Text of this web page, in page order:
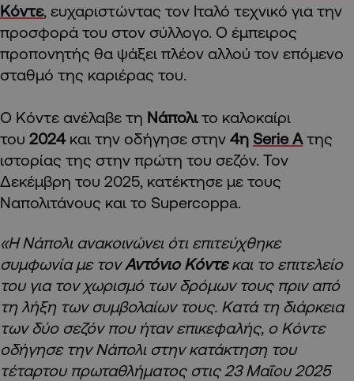
Κόντε, ευχαριστώντας τον Ιταλό τεχνικό για την
προσφορά του στον σύλλογο. Ο έμπειρος
προπονητής θα ψάξει πλέον αλλού τον επόμενο
σταθμό της καριέρας του.
Ο Κόντε ανέλαβε τη Νάπολιτο καλοκαίρι
του 2024και την οδήγησε στην 4η Serie Aτης
ιστορίας της στην πρώτη του σεζόν. Τον
Δεκέμβρη του 2025, κατέκτησε με τους
Ναπολιτάνους και το Supercoppa.
«Η Νάπολι ανακοινώνει ότι επιτεύχθηκε
συμφωνία με τονΑντόνιο Κόντεκαι το επιτελείο
του για τον χωρισμό των δρόμων τους πριν από
τη λήξη των συμβολαίων τους. Κατά τη διάρκεια
των δύο σεζόν που ήταν επικεφαλής, ο Κόντε
οδήγησε την Νάπολι στην κατάκτηση του
τέταρτου πρωταθλήματος στις 23 Μαΐου 2025